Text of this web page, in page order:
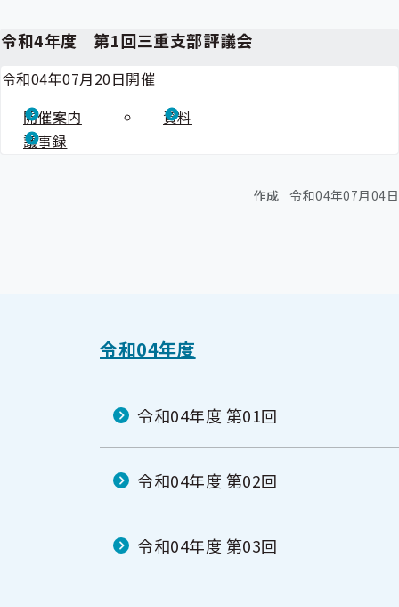
令和4年度 第1回三重支部評議会
令和04年07月20日開催
開催案内
資料
議事録
作成 令和04年07月04日
令和04年度
令和04年度 第01回
令和04年度 第02回
令和04年度 第03回